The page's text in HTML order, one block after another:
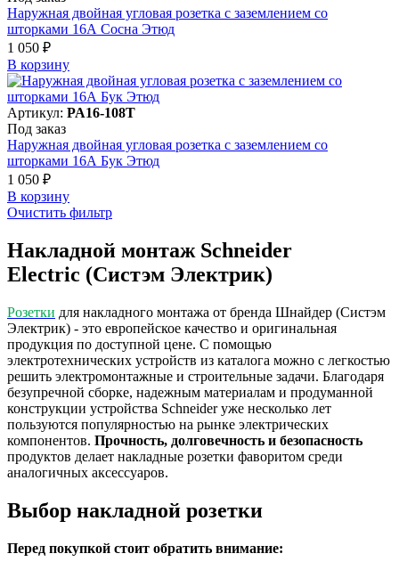
Наружная двойная угловая розетка с заземлением со
шторками 16А Сосна Этюд
1 050 ₽
В корзинy
Артикул: PA16-108T
Под заказ
Наружная двойная угловая розетка с заземлением со
шторками 16А Бук Этюд
1 050 ₽
В корзинy
Очистить фильтр
Накладной монтаж Schneider
Electric (Систэм Электрик)
Розетки для накладного монтажа от бренда Шнайдер (Систэм
Электрик) - это европейское качество и оригинальная
продукция по доступной цене. С помощью
электротехнических устройств из каталога можно с легкостью
решить электромонтажные и строительные задачи. Благодаря
безупречной сборке, надежным материалам и продуманной
конструкции устройства Schneider уже несколько лет
пользуются популярностью на рынке электрических
компонентов. Прочность, долговечность и безопасность
продуктов делает накладные розетки фаворитом среди
аналогичных аксессуаров.
Выбор накладной розетки
Перед покупкой стоит обратить внимание: